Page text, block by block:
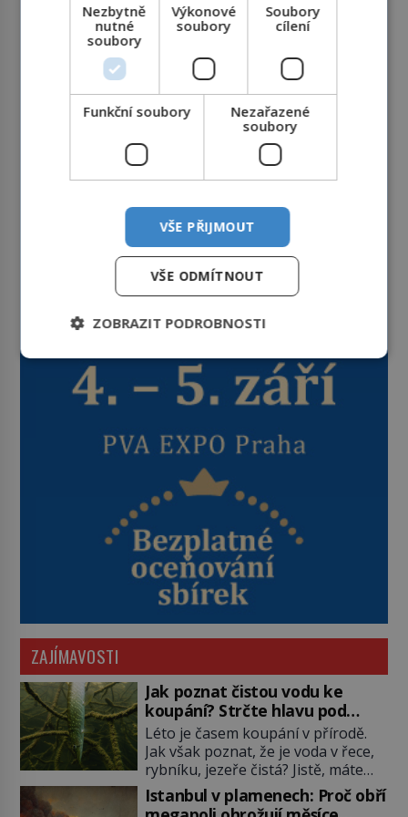
ZAJÍMAVOSTI
Jak poznat čistou vodu ke
koupání? Strčte hlavu pod
hladinu!
Léto je časem koupání v přírodě.
Jak však poznat, že je voda v řece,
rybníku, jezeře čistá? Jistě, máte
možnost využít informace
hygieniků či podrobit křížovému
Istanbul v plamenech: Proč obří
Nezbytně
nutné
soubory
Výkonové
soubory
Soubory
cílení
Funkční soubory
Nezařazené
soubory
VŠE PŘIJMOUT
VŠE ODMÍTNOUT
ZOBRAZIT PODROBNOSTI